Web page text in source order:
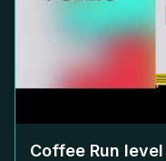
Coffee Run level